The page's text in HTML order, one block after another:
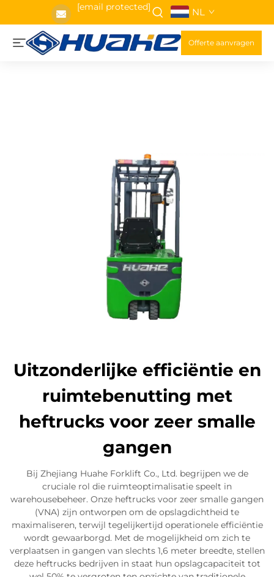
[email protected] NL
Offerte aanvragen
Uitzonderlijke efficiëntie en
ruimtebenutting met
heftrucks voor zeer smalle
gangen
Bij Zhejiang Huahe Forklift Co., Ltd. begrijpen we de
cruciale rol die ruimteoptimalisatie speelt in
warehousebeheer. Onze heftrucks voor zeer smalle gangen
(VNA) zijn ontworpen om de opslagdichtheid te
maximaliseren, terwijl tegelijkertijd operationele efficiëntie
wordt gewaarborgd. Met de mogelijkheid om zich te
verplaatsen in gangen van slechts 1,6 meter breedte, stellen
deze heftrucks bedrijven in staat hun opslagcapaciteit tot